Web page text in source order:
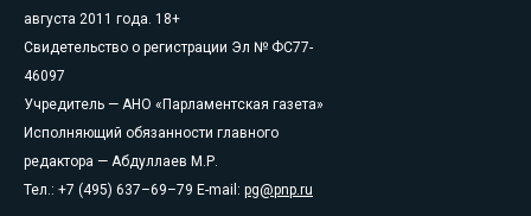
августа 2011 года. 18+
Свидетельство о регистрации Эл № ФС77-
46097
Учредитель — АНО «Парламентская газета»
Исполняющий обязанности главного
редактора — Абдуллаев М.Р.
Тел.: +7 (495) 637–69–79 E-mail: pg@pnp.ru